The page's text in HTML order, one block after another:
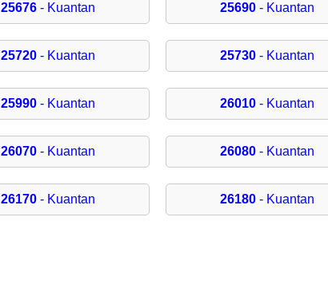
25676- Kuantan 25690- Kuantan
25720- Kuantan 25730- Kuantan
25990- Kuantan 26010- Kuantan
26070- Kuantan 26080- Kuantan
26170- Kuantan 26180- Kuantan